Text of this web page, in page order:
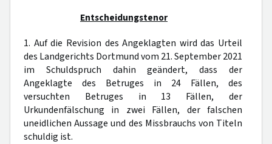
Entscheidungstenor
1. Auf die Revision des Angeklagten wird das Urteil
des Landgerichts Dortmund vom 21. September 2021
im Schuldspruch dahin geändert, dass der
Angeklagte des Betruges in 24 Fällen, des
versuchten Betruges in 13 Fällen, der
Urkundenfälschung in zwei Fällen, der falschen
uneidlichen Aussage und des Missbrauchs von Titeln
schuldig ist.